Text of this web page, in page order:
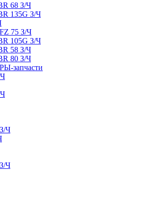
68 З/Ч
135G З/Ч
75 З/Ч
105G З/Ч
58 З/Ч
80 З/Ч
запчасти
Ч
Ч